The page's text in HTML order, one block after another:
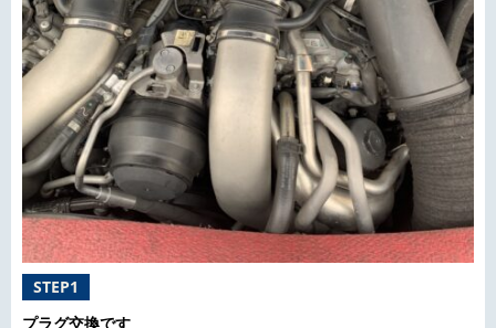
STEP1
プラグ交換です